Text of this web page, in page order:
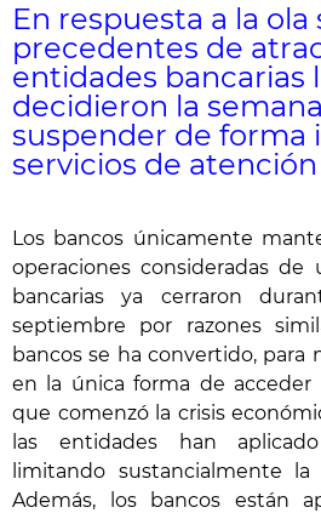
En respuesta a la ola
precedentes de
entidades bancarias
decidieron la
suspender de forma
servicios de
Los bancos únicamente
operaciones consideradas de
bancarias ya cerraron
septiembre por razones
bancos se ha convertido, para
en la única forma de acceder
que comenzó la crisis
las entidades han
limitando sustancialmente
Además, los bancos están